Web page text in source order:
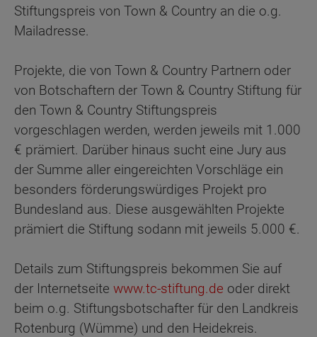
Stiftungspreis von Town & Country an die o.g.
Mailadresse.
Projekte, die von Town & Country Partnern oder
von Botschaftern der Town & Country Stiftung für
den Town & Country Stiftungspreis
vorgeschlagen werden, werden jeweils mit 1.000
€ prämiert. Darüber hinaus sucht eine Jury aus
der Summe aller eingereichten Vorschläge ein
besonders förderungswürdiges Projekt pro
Bundesland aus. Diese ausgewählten Projekte
prämiert die Stiftung sodann mit jeweils 5.000 €.
Details zum Stiftungspreis bekommen Sie auf
der Internetseite www.tc-stiftung.de oder direkt
beim o.g. Stiftungsbotschafter für den Landkreis
Rotenburg (Wümme) und den Heidekreis.